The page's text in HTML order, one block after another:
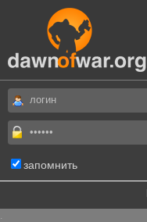
запомнить
.